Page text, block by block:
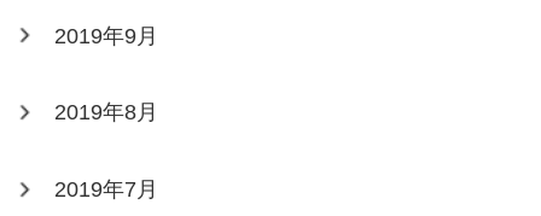
2019年9月
2019年8月
2019年7月